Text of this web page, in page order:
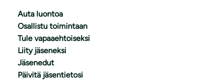
Auta luontoa
Osallistu toimintaan
Tule vapaaehtoiseksi
Liity jäseneksi
Jäsenedut
Päivitä jäsentietosi